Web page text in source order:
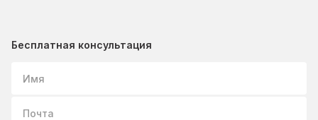
Бесплатная консультация